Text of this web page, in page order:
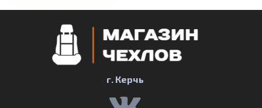
г. Керчь